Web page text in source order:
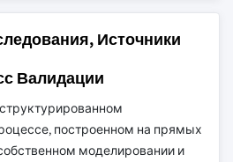
Источники
Валидации
построенном на прямых
моделировании и